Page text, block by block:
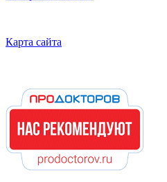
Карта сайта